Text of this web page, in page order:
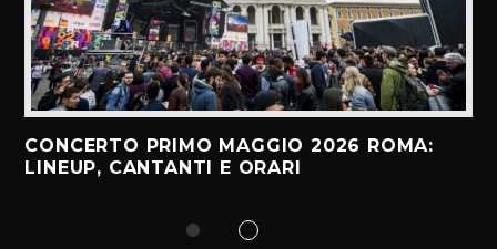
CONCERTO PRIMO MAGGIO 2026 ROMA:
LINEUP, CANTANTI E ORARI